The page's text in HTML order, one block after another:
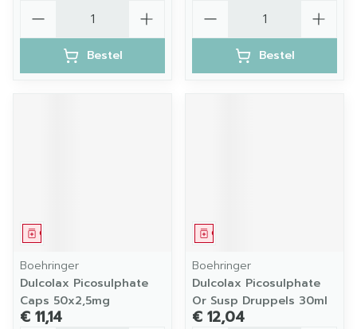
Bestel Bestel
Geneesmiddel
Boehringer
Dulcolax Picosulphate
Caps 50x2,5mg
€ 11,14
Geneesmiddel
Boehringer
Dulcolax Picosulphate
Or Susp Druppels 30ml
€ 12,04